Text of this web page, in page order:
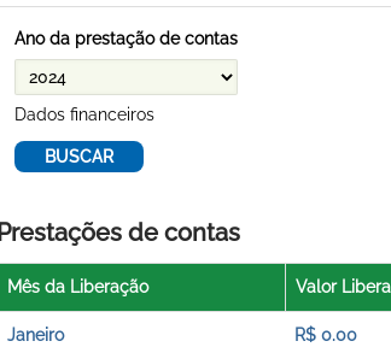
Ano da prestação de contas
Dados financeiros
Prestações de contas
Mês da Liberação Valor
Janeiro R$ 0.00